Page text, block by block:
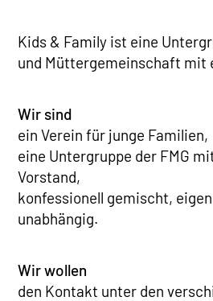
Kids & Family ist eine
und Müttergemeinschaft mit
Wir sind
ein Verein für junge Familien,
eine Untergruppe der FMG
Vorstand,
konfessionell gemischt,
unabhängig.
Wir wollen
den Kontakt unter den